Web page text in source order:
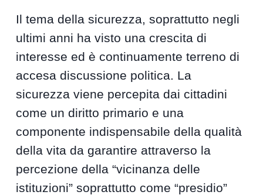
Il tema della sicurezza, soprattutto negli
ultimi anni ha visto una crescita di
interesse ed è continuamente terreno di
accesa discussione politica. La
sicurezza viene percepita dai cittadini
come un diritto primario e una
componente indispensabile della qualità
della vita da garantire attraverso la
percezione della “vicinanza delle
istituzioni” soprattutto come “presidio”